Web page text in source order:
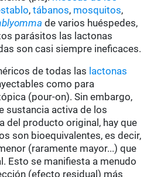
,tábanos, mosquitos,
de varios huéspedes,
parásitos las lactonas
son casi siempre ineficaces.
de todas las lactonas
como para
(pour-on). Sin embargo,
sustancia activa de los
del producto original, hay que
son bioequivalentes, es decir,
(raramente mayor...) que
Esto se manifiesta a menudo
(efecto residual) más